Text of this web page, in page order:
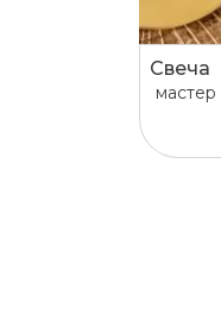
Свеча
мастер